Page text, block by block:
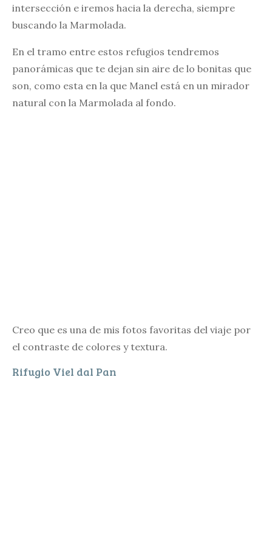
intersección e iremos hacia la derecha, siempre
buscando la Marmolada.
En el tramo entre estos refugios tendremos
panorámicas que te dejan sin aire de lo bonitas que
son, como esta en la que Manel está en un mirador
natural con la Marmolada al fondo.
Creo que es una de mis fotos favoritas del viaje por
el contraste de colores y textura.
Rifugio Viel dal Pan